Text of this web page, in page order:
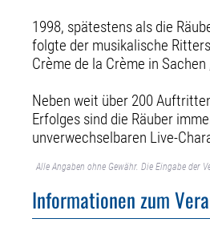
1998, spätestens als die
folgte der musikalische
Crème de la Crème in Sachen
Neben weit über 200
Erfolges sind die Räuber
unverwechselbaren Live-
Alle Angaben ohne Gewähr. Die Eingabe der
Informationen zum